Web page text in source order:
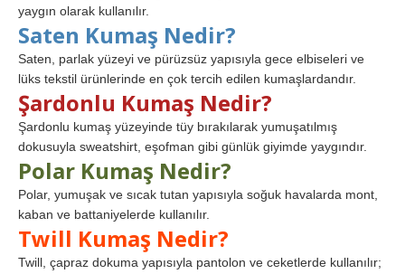
yaygın olarak kullanılır.
Saten Kumaş Nedir?
Saten, parlak yüzeyi ve pürüzsüz yapısıyla gece elbiseleri ve
lüks tekstil ürünlerinde en çok tercih edilen kumaşlardandır.
Şardonlu Kumaş Nedir?
Şardonlu kumaş yüzeyinde tüy bırakılarak yumuşatılmış
dokusuyla sweatshirt, eşofman gibi günlük giyimde yaygındır.
Polar Kumaş Nedir?
Polar, yumuşak ve sıcak tutan yapısıyla soğuk havalarda mont,
kaban ve battaniyelerde kullanılır.
Twill Kumaş Nedir?
Twill, çapraz dokuma yapısıyla pantolon ve ceketlerde kullanılır;